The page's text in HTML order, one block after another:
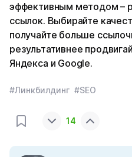
эффективным методом –
ссылок. Выбирайте
получайте больше
результативнее
Яндекса и Google.
#Линкбилдинг #SEO
14